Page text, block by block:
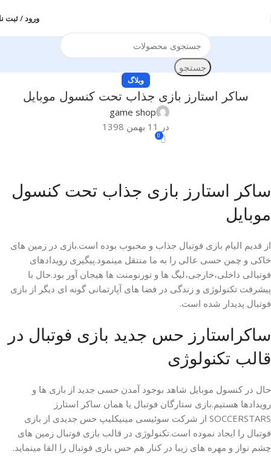
ورود / ثبت
جستجو
وبلاگ
ساکر استارز بازی جذاب تحت کنسول موبایل
game shop
در 11 بهمن 1398
0
ساکر استارز بازی جذاب تحت کنسول
موبایل
از قدیم الیام بازی فوتبال جذاب و محبوب بوده است.بازی در زمین های
خاکی و چمن حسی عالی را به ما منتقل مینمود.پیگیری رویدادهای
فوتبالی داخلی،خارجی،لیگ ها و تورنومنت ها هیجان آور بود.حال با
پیشرفت تکنولوژی و زندگی در فضا های آپارتمانی گونه ای دیگر از بازی
فوتبال پدیدار شده است.
ساکراستارز حس جدید بازی فوتبال در
قالب تکنولوژی
حال در کنسول موبایل شاهد بوجود آمدن حسی جدید از بازی ها و
رویدادها هستیم.بازی ستارگان فوتبال یا همان ساکر استارز
SOCCERSTARS از شرکت سوئیسی مینیکلیپ حس جدیدی از بازی
فوتبال را ایجاد نموده است.تکنولوژی در قالب بازی فوتبال زمین های
چشم نواز و مهره های زیبا در کنار هم حس بازی فوتبال را القا مینماید.